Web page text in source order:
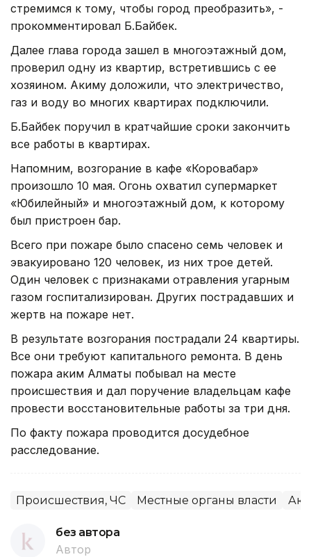
стремимся к тому, чтобы город преобразить», -
прокомментировал Б.Байбек.
Далее глава города зашел в многоэтажный дом,
проверил одну из квартир, встретившись с ее
хозяином. Акиму доложили, что электричество,
газ и воду во многих квартирах подключили.
Б.Байбек поручил в кратчайшие сроки закончить
все работы в квартирах.
Напомним, возгорание в кафе «Коровабар»
произошло 10 мая. Огонь охватил супермаркет
«Юбилейный» и многоэтажный дом, к которому
был пристроен бар.
Всего при пожаре было спасено семь человек и
эвакуировано 120 человек, из них трое детей.
Один человек с признаками отравления угарным
газом госпитализирован. Других пострадавших и
жертв на пожаре нет.
В результате возгорания пострадали 24 квартиры.
Все они требуют капитального ремонта. В день
пожара аким Алматы побывал на месте
происшествия и дал поручение владельцам кафе
провести восстановительные работы за три дня.
По факту пожара проводится досудебное
расследование.
Происшествия, ЧС Местные органы власти
без автора
Автор